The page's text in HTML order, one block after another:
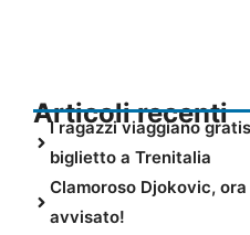
Articoli recenti
I ragazzi viaggiano
biglietto a Trenitalia
Clamoroso Djokovic,
avvisato!